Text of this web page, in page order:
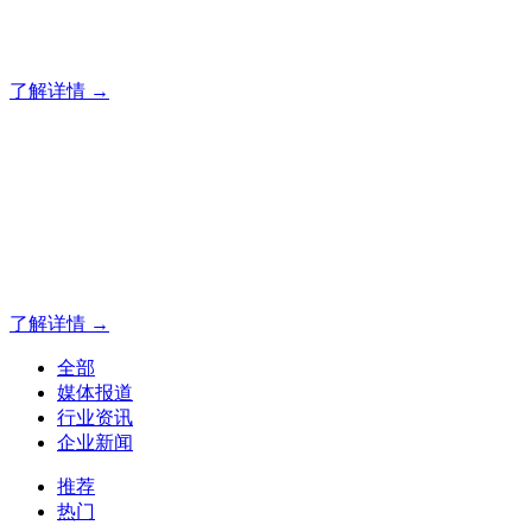
了解详情 →
了解详情 →
全部
媒体报道
行业资讯
企业新闻
推荐
热门